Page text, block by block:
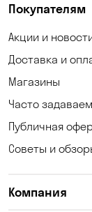
Киев
Покупателям
Акции и
Доставка и
Магазины
Часто
Публичная
Советы и
Компания